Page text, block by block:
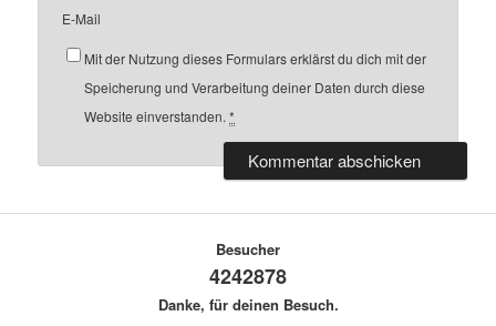
E-Mail
Mit der Nutzung dieses Formulars erklärst du dich mit der
Speicherung und Verarbeitung deiner Daten durch diese
Website einverstanden.*
Besucher
4242878
Danke, für deinen Besuch.